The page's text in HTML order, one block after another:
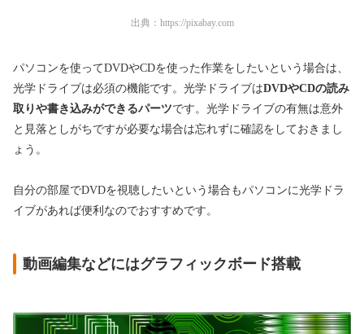
出典： https://pixabay.com
パソコンを使ってDVDやCDを使った作業をしたいという場合は、
光学ドライブは必須の機能です。光学ドライブはDVDやCDの読み
取りや書き込みができるパーツです。光学ドライブの有無は意外
と見落としがちですが必要な場合は忘れずに確認をしておきまし
ょう。
自分の部屋でDVDを視聴したいという場合もパソコンに光学ドラ
イブがあれば便利なのでおすすめです。
動画編集などにはグラフィックボード搭載